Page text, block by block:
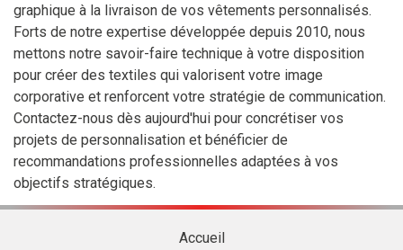
graphique à la livraison de vos vêtements personnalisés.
Forts de notre expertise développée depuis 2010, nous
mettons notre savoir-faire technique à votre disposition
pour créer des textiles qui valorisent votre image
corporative et renforcent votre stratégie de communication.
Contactez-nous dès aujourd'hui pour concrétiser vos
projets de personnalisation et bénéficier de
recommandations professionnelles adaptées à vos
objectifs stratégiques.
Accueil